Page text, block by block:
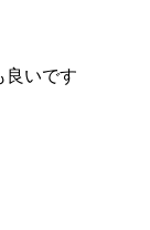
良いです